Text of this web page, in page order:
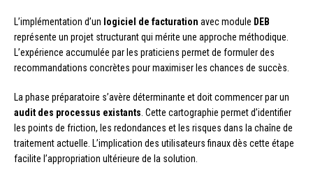
L’implémentation d’un logiciel de facturation avec module DEB
représente un projet structurant qui mérite une approche méthodique.
L’expérience accumulée par les praticiens permet de formuler des
recommandations concrètes pour maximiser les chances de succès.
La phase préparatoire s’avère déterminante et doit commencer par un
audit des processus existants. Cette cartographie permet d’identifier
les points de friction, les redondances et les risques dans la chaîne de
traitement actuelle. L’implication des utilisateurs finaux dès cette étape
facilite l’appropriation ultérieure de la solution.